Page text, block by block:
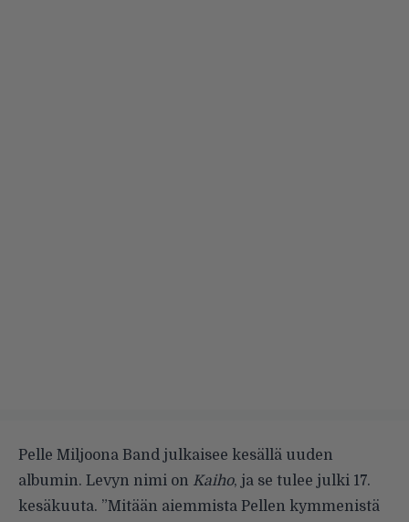
Pelle Miljoona Band julkaisee kesällä uuden
albumin. Levyn nimi on Kaiho, ja se tulee julki 17.
kesäkuuta. ”Mitään aiemmista Pellen kymmenistä